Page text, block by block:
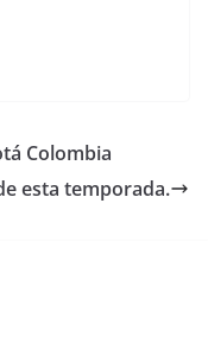
Colombia
esta temporada.